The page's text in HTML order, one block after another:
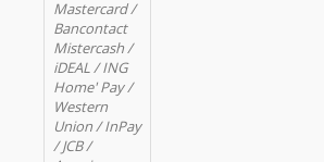
Mastercard /
Bancontact
Mistercash /
iDEAL / ING
Home' Pay /
Western
Union / InPay
/ JCB /